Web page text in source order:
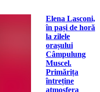
Elena Lasconi,
în pași de horă
la zilele
orașului
Câmpulung
Muscel.
Primărița
întreține
atmosfera